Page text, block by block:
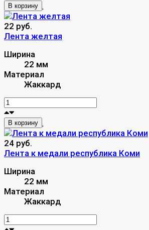
В корзину
22 руб.
Лента желтая
Ширина
22 мм
Материал
Жаккард
В корзину
24 руб.
Лента к медали республика Коми
Ширина
22 мм
Материал
Жаккард